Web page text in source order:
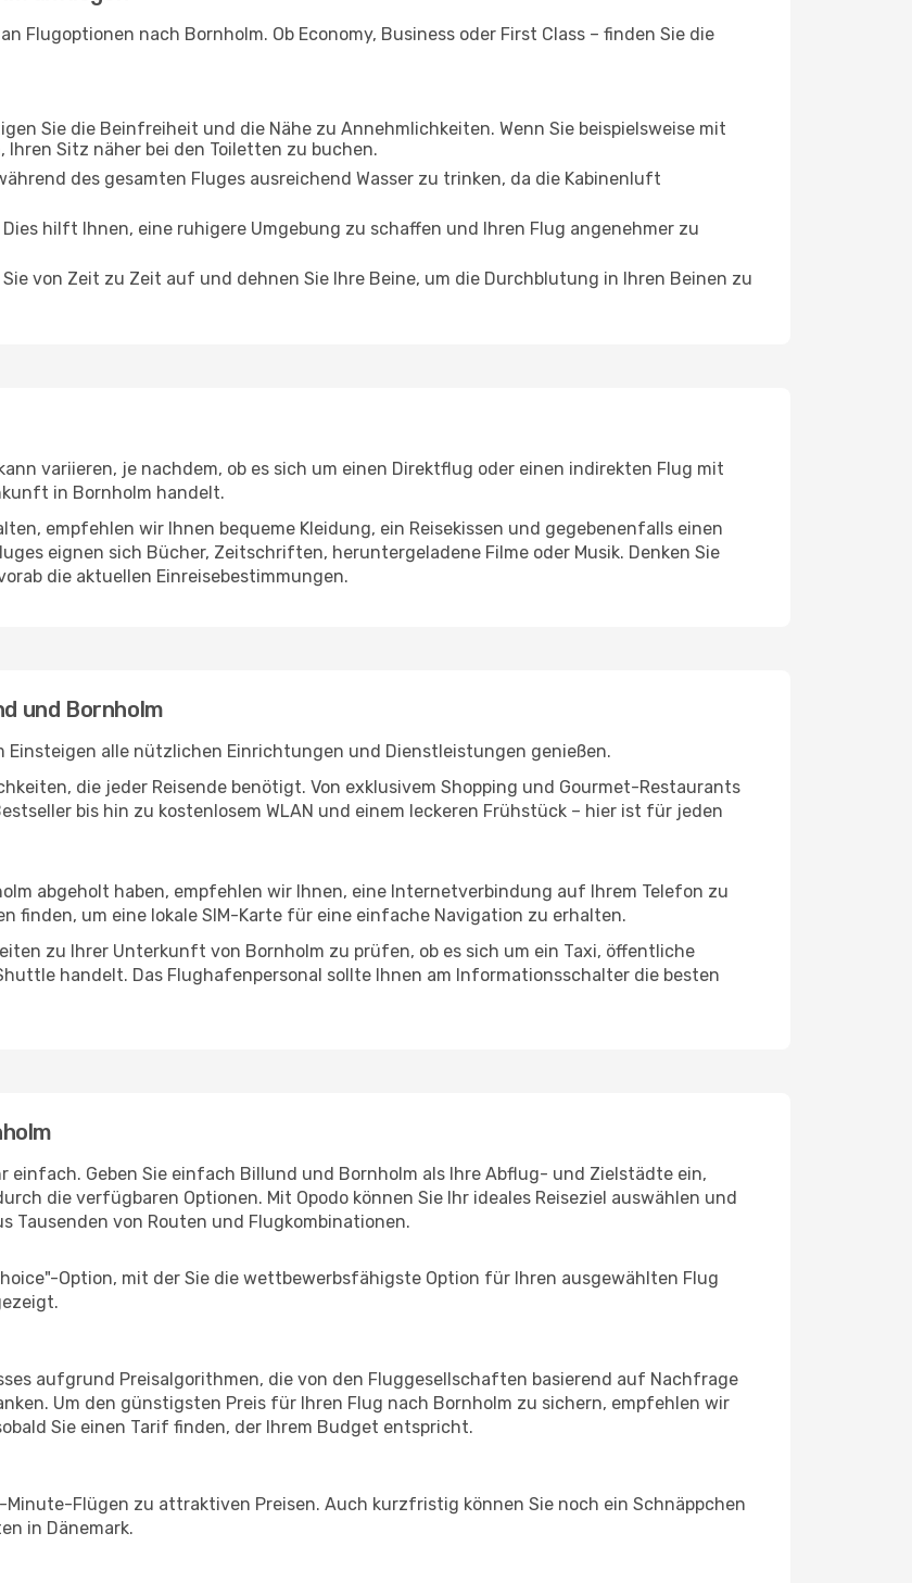
Flugoptionen nach Bornholm. Ob Economy, Business oder First Class – finden Sie die
Sie die Beinfreiheit und die Nähe zu Annehmlichkeiten. Wenn Sie beispielsweise mit
Ihren Sitz näher bei den Toiletten zu buchen.
des gesamten Fluges ausreichend Wasser zu trinken, da die Kabinenluft
Dies hilft Ihnen, eine ruhigere Umgebung zu schaffen und Ihren Flug angenehmer zu
Sie von Zeit zu Zeit auf und dehnen Sie Ihre Beine, um die Durchblutung in Ihren Beinen zu
variieren, je nachdem, ob es sich um einen Direktflug oder einen indirekten Flug mit
in Bornholm handelt.
empfehlen wir Ihnen bequeme Kleidung, ein Reisekissen und gegebenenfalls einen
eignen sich Bücher, Zeitschriften, heruntergeladene Filme oder Musik. Denken Sie
die aktuellen Einreisebestimmungen.
und Bornholm
Einsteigen alle nützlichen Einrichtungen und Dienstleistungen genießen.
die jeder Reisende benötigt. Von exklusivem Shopping und Gourmet-Restaurants
bis hin zu kostenlosem WLAN und einem leckeren Frühstück – hier ist für jeden
abgeholt haben, empfehlen wir Ihnen, eine Internetverbindung auf Ihrem Telefon zu
finden, um eine lokale SIM-Karte für eine einfache Navigation zu erhalten.
zu Ihrer Unterkunft von Bornholm zu prüfen, ob es sich um ein Taxi, öffentliche
handelt. Das Flughafenpersonal sollte Ihnen am Informationsschalter die besten
einfach. Geben Sie einfach Billund und Bornholm als Ihre Abflug- und Zielstädte ein,
die verfügbaren Optionen. Mit Opodo können Sie Ihr ideales Reiseziel auswählen und
Tausenden von Routen und Flugkombinationen.
Option, mit der Sie die wettbewerbsfähigste Option für Ihren ausgewählten Flug
aufgrund Preisalgorithmen, die von den Fluggesellschaften basierend auf Nachfrage
Um den günstigsten Preis für Ihren Flug nach Bornholm zu sichern, empfehlen wir
Sie einen Tarif finden, der Ihrem Budget entspricht.
Minute-Flügen zu attraktiven Preisen. Auch kurzfristig können Sie noch ein Schnäppchen
in Dänemark.